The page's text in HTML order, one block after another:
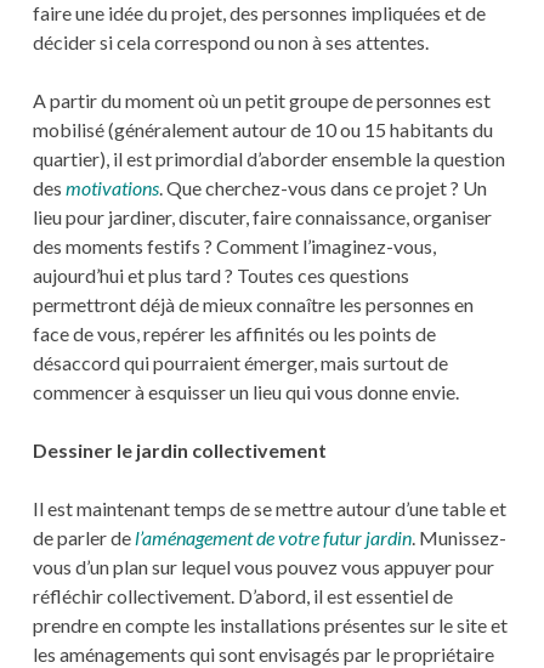
faire une idée du projet, des personnes impliquées et de
décider si cela correspond ou non à ses attentes.
A partir du moment où un petit groupe de personnes est
mobilisé (généralement autour de 10 ou 15 habitants du
quartier), il est primordial d’aborder ensemble la question
des motivations. Que cherchez-vous dans ce projet ? Un
lieu pour jardiner, discuter, faire connaissance, organiser
des moments festifs ? Comment l’imaginez-vous,
aujourd’hui et plus tard ? Toutes ces questions
permettront déjà de mieux connaître les personnes en
face de vous, repérer les affinités ou les points de
désaccord qui pourraient émerger, mais surtout de
commencer à esquisser un lieu qui vous donne envie.
Dessiner le jardin collectivement
Il est maintenant temps de se mettre autour d’une table et
de parler del’aménagement de votre futur jardin. Munissez-
vous d’un plan sur lequel vous pouvez vous appuyer pour
réfléchir collectivement. D’abord, il est essentiel de
prendre en compte les installations présentes sur le site et
les aménagements qui sont envisagés par le propriétaire